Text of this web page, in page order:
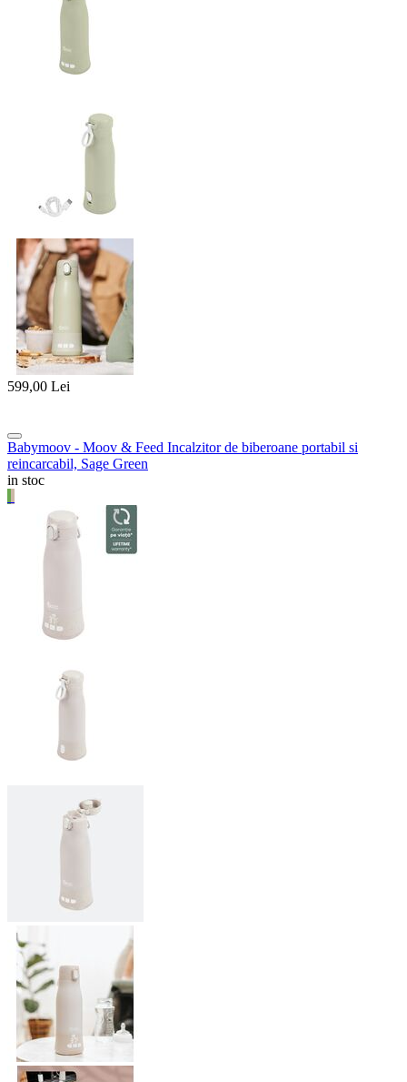
599,00 Lei
Babymoov - Moov & Feed Incalzitor de biberoane portabil si
reincarcabil, Sage Green
in stoc